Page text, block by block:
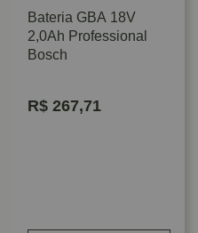
Bateria GBA 18V
2,0Ah Professional
Bosch
R$ 267,71